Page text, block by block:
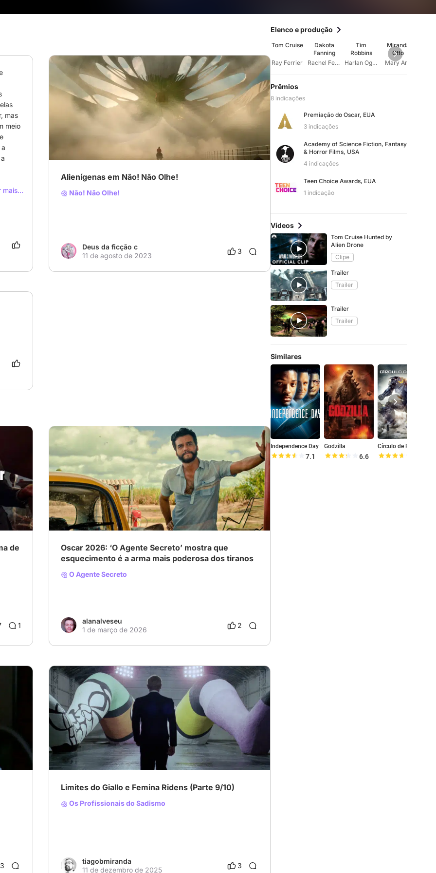
mas
meio
bem
já
mais...
# Terror
Alienígenas em Não! Não Olhe!
Não! Não Olhe!
Deus da ficção c
11 de agosto de 2023
3
de
1
Oscar 2026: ‘O Agente Secreto’ mostra que
esquecimento é a arma mais poderosa dos tiranos
O Agente Secreto
alanalveseu
1 de março de 2026
2
3
Limites do Giallo e Femina Ridens (Parte 9/10)
Os Profissionais do Sadismo
tiagobmiranda
11 de dezembro de 2025
3
Elenco e produção
Tom Cruise
Ray Ferrier
Dakota
Fanning
Rachel Ferrier
Tim
Robbins
Harlan Ogilvy
Miranda
Otto
Mary Ann
Prêmios
8 indicações
Premiação do Oscar, EUA
3 indicações
Academy of Science Fiction, Fantasy
& Horror Films, USA
4 indicações
Teen Choice Awards, EUA
1 indicação
Vídeos
Tom Cruise Hunted by
Alien Drone
Clipe
Trailer
Trailer
Trailer
Trailer
Similares
Independence Day
7.1
Godzilla
6.6
Círculo de Fogo